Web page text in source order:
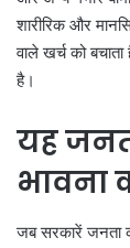
शारीरिक और
वाले खर्च को
है।
यह
भावना
जब सरकारें जनता